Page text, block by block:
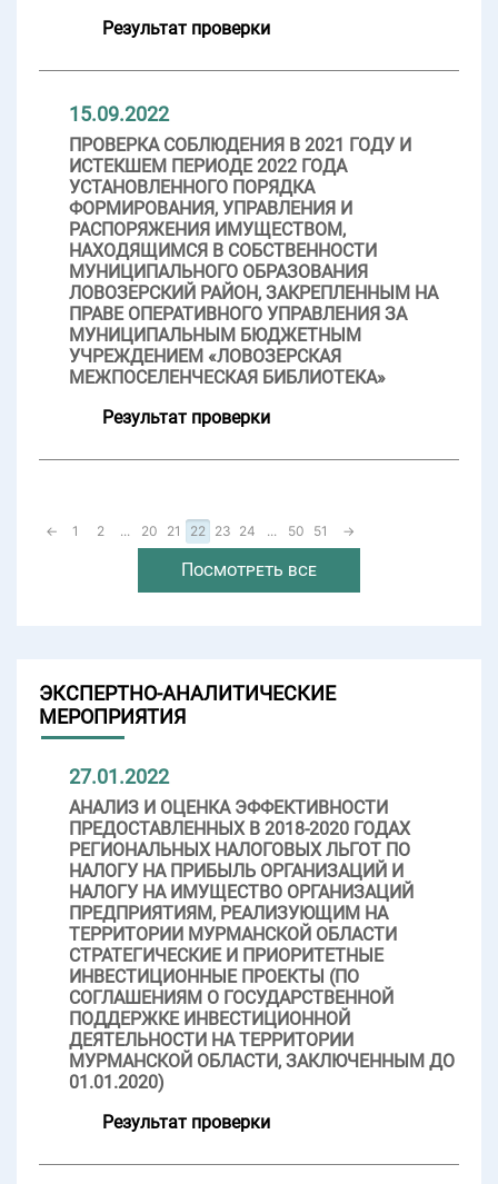
Результат проверки
15.09.2022
ПРОВЕРКА СОБЛЮДЕНИЯ В 2021 ГОДУ И
ИСТЕКШЕМ ПЕРИОДЕ 2022 ГОДА
УСТАНОВЛЕННОГО ПОРЯДКА
ФОРМИРОВАНИЯ, УПРАВЛЕНИЯ И
РАСПОРЯЖЕНИЯ ИМУЩЕСТВОМ,
НАХОДЯЩИМСЯ В СОБСТВЕННОСТИ
МУНИЦИПАЛЬНОГО ОБРАЗОВАНИЯ
ЛОВОЗЕРСКИЙ РАЙОН, ЗАКРЕПЛЕННЫМ НА
ПРАВЕ ОПЕРАТИВНОГО УПРАВЛЕНИЯ ЗА
МУНИЦИПАЛЬНЫМ БЮДЖЕТНЫМ
УЧРЕЖДЕНИЕМ «ЛОВОЗЕРСКАЯ
МЕЖПОСЕЛЕНЧЕСКАЯ БИБЛИОТЕКА»
Результат проверки
← 1 2 ... 20 21 22 23 24 ... 50 51 →
Посмотреть все
ЭКСПЕРТНО-АНАЛИТИЧЕСКИЕ
МЕРОПРИЯТИЯ
27.01.2022
АНАЛИЗ И ОЦЕНКА ЭФФЕКТИВНОСТИ
ПРЕДОСТАВЛЕННЫХ В 2018-2020 ГОДАХ
РЕГИОНАЛЬНЫХ НАЛОГОВЫХ ЛЬГОТ ПО
НАЛОГУ НА ПРИБЫЛЬ ОРГАНИЗАЦИЙ И
НАЛОГУ НА ИМУЩЕСТВО ОРГАНИЗАЦИЙ
ПРЕДПРИЯТИЯМ, РЕАЛИЗУЮЩИМ НА
ТЕРРИТОРИИ МУРМАНСКОЙ ОБЛАСТИ
СТРАТЕГИЧЕСКИЕ И ПРИОРИТЕТНЫЕ
ИНВЕСТИЦИОННЫЕ ПРОЕКТЫ (ПО
СОГЛАШЕНИЯМ О ГОСУДАРСТВЕННОЙ
ПОДДЕРЖКЕ ИНВЕСТИЦИОННОЙ
ДЕЯТЕЛЬНОСТИ НА ТЕРРИТОРИИ
МУРМАНСКОЙ ОБЛАСТИ, ЗАКЛЮЧЕННЫМ ДО
01.01.2020)
Результат проверки